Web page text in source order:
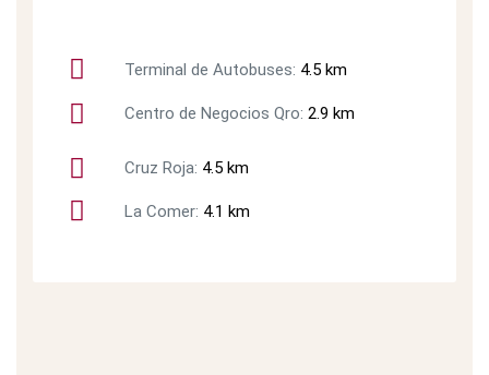
Terminal de Autobuses: 4.5 km
Centro de Negocios Qro:2.9 km
Cruz Roja: 4.5 km
La Comer: 4.1 km